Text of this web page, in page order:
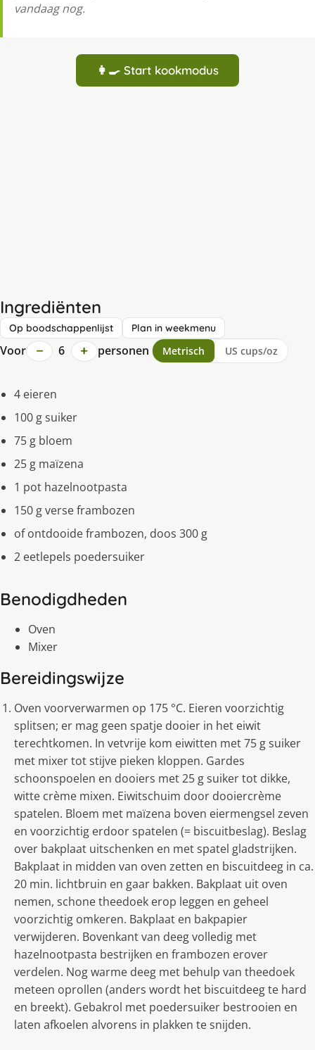
vandaag nog.
👩‍🍳 Start kookmodus
Ingrediënten
Op boodschappenlijst Plan in weekmenu
Voor − 6 + personen Metrisch US cups/oz
4 eieren
100 g suiker
75 g bloem
25 g maïzena
1 pot hazelnootpasta
150 g verse frambozen
of ontdooide frambozen, doos 300 g
2 eetlepels poedersuiker
Benodigdheden
Oven
Mixer
Bereidingswijze
Oven voorverwarmen op 175 °C. Eieren voorzichtig
splitsen; er mag geen spatje dooier in het eiwit
terechtkomen. In vetvrije kom eiwitten met 75 g suiker
met mixer tot stijve pieken kloppen. Gardes
schoonspoelen en dooiers met 25 g suiker tot dikke,
witte crème mixen. Eiwitschuim door dooiercrème
spatelen. Bloem met maïzena boven eiermengsel zeven
en voorzichtig erdoor spatelen (= biscuitbeslag). Beslag
over bakplaat uitschenken en met spatel gladstrijken.
Bakplaat in midden van oven zetten en biscuitdeeg in ca.
20 min. lichtbruin en gaar bakken. Bakplaat uit oven
nemen, schone theedoek erop leggen en geheel
voorzichtig omkeren. Bakplaat en bakpapier
verwijderen. Bovenkant van deeg volledig met
hazelnootpasta bestrijken en frambozen erover
verdelen. Nog warme deeg met behulp van theedoek
meteen oprollen (anders wordt het biscuitdeeg te hard
en breekt). Gebakrol met poedersuiker bestrooien en
laten afkoelen alvorens in plakken te snijden.